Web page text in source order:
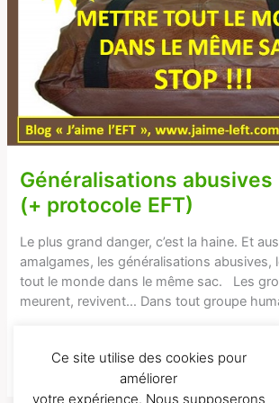
Généralisations abusives
(+ protocole EFT)
Le plus grand danger, c’est la haine. Et
amalgames, les généralisations abusives,
tout le monde dans le même sac. Les
meurent, revivent… Dans tout groupe
!
(+
protocole
EFT)
Lire la suite...
Ce site utilise des cookies pour
améliorer
votre expérience. Nous supposerons